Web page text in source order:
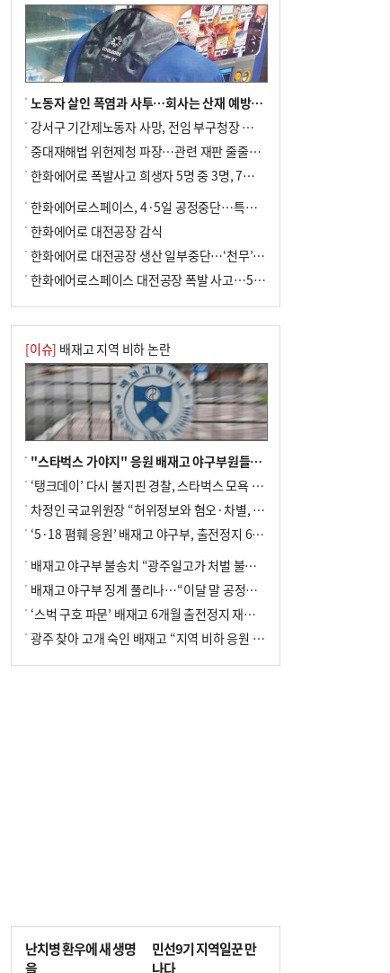
노동자 살인 폭염과 사투…회사는 산재 예방·전기료 절감 전력
강서구 기간제노동자 사망, 전임 부구청장 檢 송치
중대재해법 위헌제청 파장…관련 재판 줄줄이 브레이크
한화에어로 폭발사고 희생자 5명 중 3명, 7일 영면
한화에어로스페이스, 4·5일 공정중단…특별 안전점검
한화에어로 대전공장 감식
한화에어로 대전공장 생산 일부중단…‘천무’ 수출 비상
한화에어로스페이스 대전공장 폭발 사고…5명 사망·2명 부상(종합)
[이슈] 배재고 지역 비하 논란
"스타벅스 가야지" 응원 배재고 야구부원들, 학교서 징계 처분
‘탱크데이’ 다시 불지핀 경찰, 스타벅스 모욕 혐의 압수수색
차정인 국교위원장 “허위정보와 혐오·차별, 학교 교실까지 유입"
‘5·18 폄훼 응원’ 배재고 야구부, 출전정지 6개월→1개월 감경
배재고 야구부 불송치 “광주일고가 처벌 불원 의사 표해”
배재고 야구부 징계 풀리나…“이달 말 공정위서 재심의”
‘스벅 구호 파문’ 배재고 6개월 출전정지 재심 신청키로
광주 찾아 고개 숙인 배재고 “지역 비하 응원 잘못”(종합)
난치병 환우에 새 생명
을
민선9기 지역일꾼 만
나다